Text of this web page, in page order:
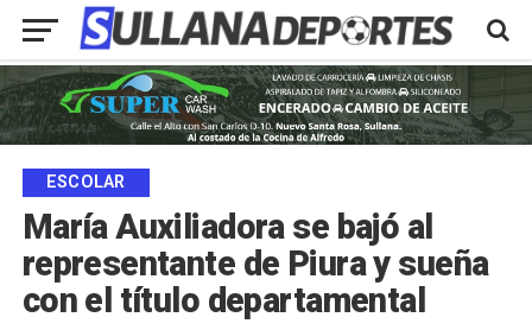
ESCOLAR
María Auxiliadora se bajó al
representante de Piura y sueña
con el título departamental